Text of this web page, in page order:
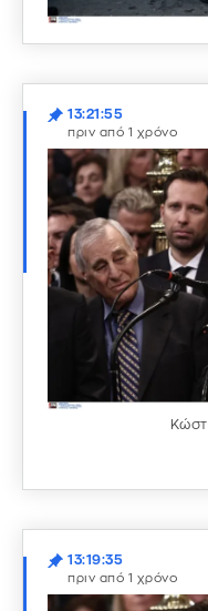
13:21:55
πριν από 1 χρόνο
13:19:35
πριν από 1 χρόνο